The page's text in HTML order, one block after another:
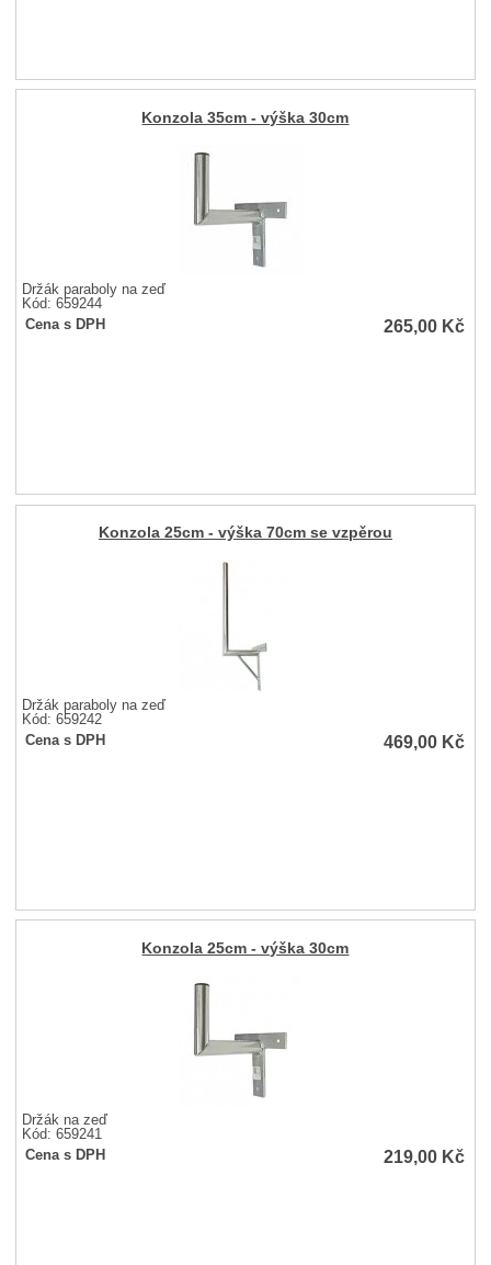
Konzola 35cm - výška 30cm
Držák paraboly na zeď
Kód: 659244
Cena s DPH
265,00 Kč
Konzola 25cm - výška 70cm se vzpěrou
Držák paraboly na zeď
Kód: 659242
Cena s DPH
469,00 Kč
Konzola 25cm - výška 30cm
Držák na zeď
Kód: 659241
Cena s DPH
219,00 Kč